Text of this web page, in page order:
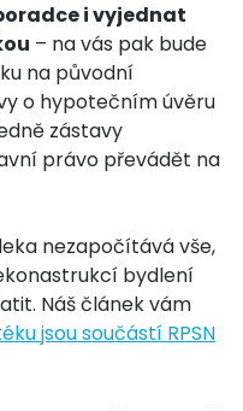
i vyjednat
– na vás pak bude
na původní
o hypotečním úvěru
zástavy
právo převádět na
nezapočítává vše,
bydlení
Náš článek vám
jsou součástí RPSN